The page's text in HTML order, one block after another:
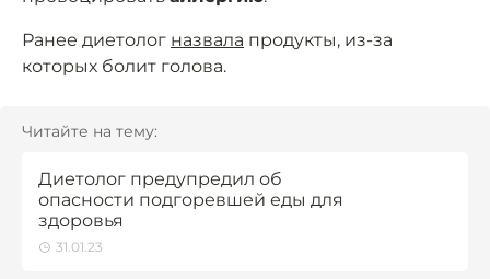
Ранее диетолог назвала продукты, из-за
которых болит голова.
Читайте на тему:
Диетолог предупредил об
опасности подгоревшей еды для
здоровья
31.01.23